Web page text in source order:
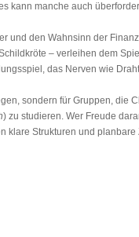
kann manche auch
und den Wahnsinn der
– verleihen dem
das Nerven wie
sondern für Gruppen, die
) zu studieren. Wer Freude
Strukturen und planbare